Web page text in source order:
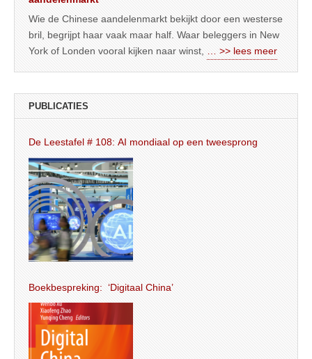
Wie de Chinese aandelenmarkt bekijkt door een westerse
bril, begrijpt haar vaak maar half. Waar beleggers in New
York of Londen vooral kijken naar winst,
… >> lees meer
PUBLICATIES
De Leestafel # 108: AI mondiaal op een tweesprong
Boekbespreking: ‘Digitaal China’